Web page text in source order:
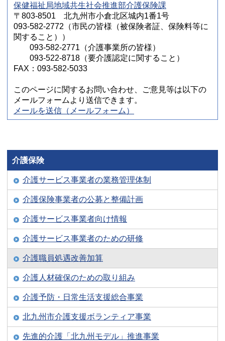
保健福祉局地域共生社会推進部介護保険課
〒803-8501 北九州市小倉北区城内1番1号
093-582-2772（市民の皆様（被保険者証、保険料等に
関すること））
093-582-2771（介護事業所の皆様）
093-522-8718（要介護認定に関すること）
FAX：093-582-5033
このページに関するお問い合わせ、ご意見等は以下の
メールフォームより送信できます。
メールを送信（メールフォーム）
介護保険
介護サービス事業者の業務管理体制
介護保険事業者の公募と整備計画
介護サービス事業者向け情報
介護サービス事業者のための研修
介護職員処遇改善加算
介護人材確保のための取り組み
介護予防・日常生活支援総合事業
北九州市介護支援ボランティア事業
先進的介護「北九州モデル」推進事業